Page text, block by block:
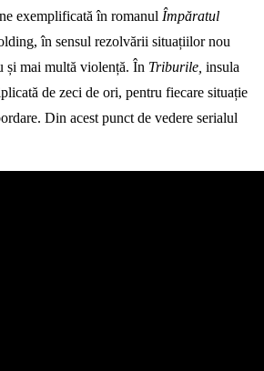
exemplificată în romanul Împăratul
în sensul rezolvării situațiilor nou
și mai multă violență. În Triburile, insula
de zeci de ori, pentru fiecare situație
Din acest punct de vedere serialul